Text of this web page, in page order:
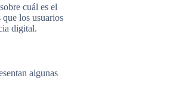
cuál es el
los usuarios
digital.
algunas